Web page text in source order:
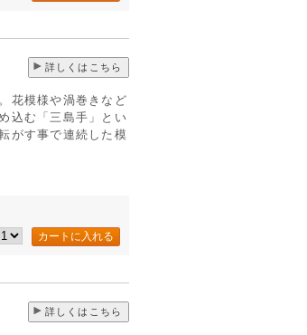
詳しくはこちら
花模様や渦巻きなど
込む「三島手」とい
がす事で連続した模
詳しくはこちら